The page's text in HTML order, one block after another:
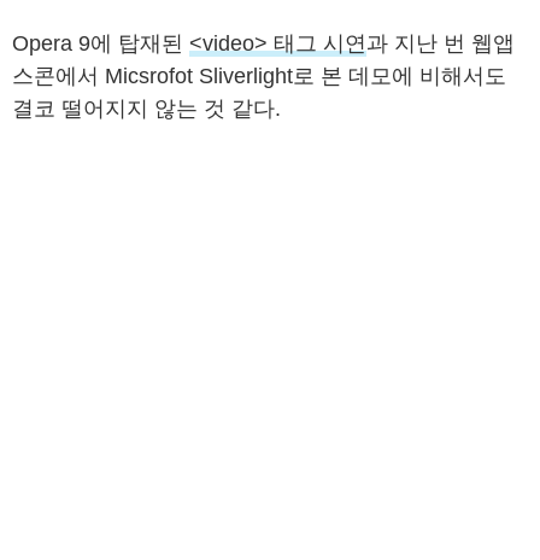
Opera 9에 탑재된 <video> 태그 시연과 지난 번 웹앱
스콘에서 Micsrofot Sliverlight로 본 데모에 비해서도
결코 떨어지지 않는 것 같다.